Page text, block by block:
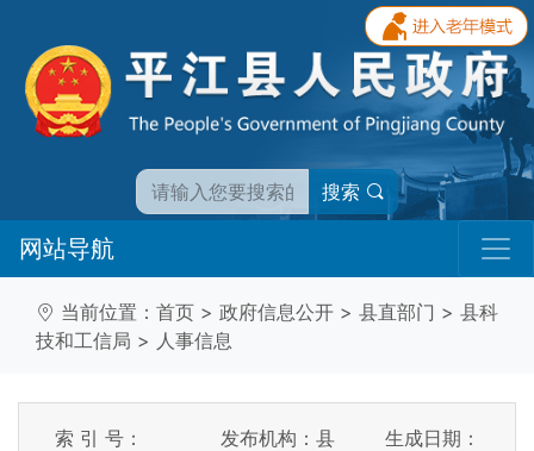
搜索
网站导航
当前位置： 首页 > 政府信息公开 > 县直部门 > 县科
技和工信局 > 人事信息
索 引 号：
发布机构：县
生成日期：